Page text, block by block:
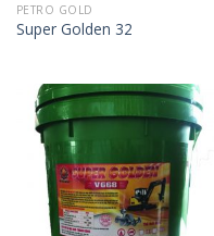
PETRO GOLD
Super Golden 32